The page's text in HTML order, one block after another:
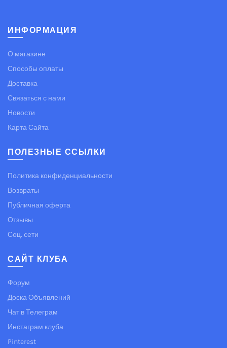
ИНФОРМАЦИЯ
О магазине
Способы оплаты
Доставка
Связаться с нами
Новости
Карта Сайта
ПОЛЕЗНЫЕ ССЫЛКИ
Политика конфиденциальности
Возвраты
Публичная оферта
Отзывы
Соц. сети
САЙТ КЛУБА
Форум
Доска Объявлений
Чат в Телеграм
Инстаграм клуба
Pinterest